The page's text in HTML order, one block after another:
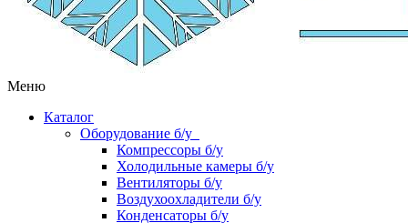
Меню
Каталог
Оборудование б/у
Компрессоры б/у
Холодильные камеры б/у
Вентиляторы б/у
Воздухоохладители б/у
Конденсаторы б/у